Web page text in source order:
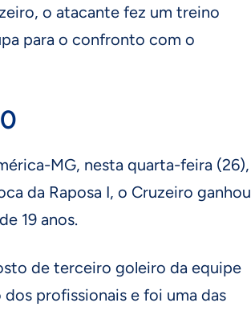
o atacante fez um treino
para o confronto com o
MG, nesta quarta-feira (26),
da Raposa I, o Cruzeiro ganhou
19 anos.
de terceiro goleiro da equipe
profissionais e foi uma das